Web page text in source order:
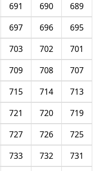
689
690
691
695
696
697
701
702
703
707
708
709
713
714
715
719
720
721
725
726
727
731
732
733